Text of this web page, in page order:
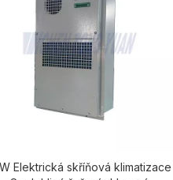
Elektrická skříňová klimatizace |